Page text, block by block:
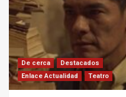
De cerca
Destacados
Enlace Actualidad
Teatro